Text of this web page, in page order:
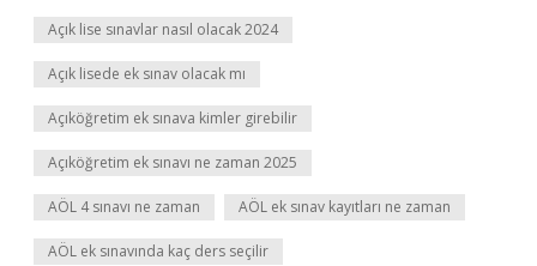
Açık lise sınavlar nasıl olacak 2024
Açık lisede ek sınav olacak mı
Açıköğretim ek sınava kimler girebilir
Açıköğretim ek sınavı ne zaman 2025
AÖL 4 sınavı ne zaman AÖL ek sınav kayıtları ne zaman
AÖL ek sınavında kaç ders seçilir